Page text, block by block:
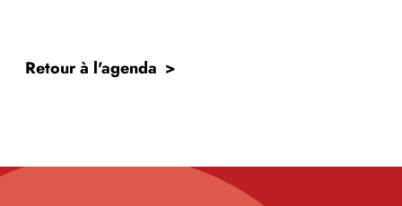
Retour à l'agenda